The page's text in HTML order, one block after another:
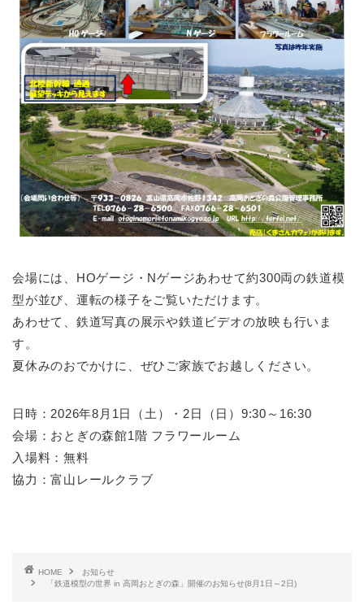
会場には、HOゲージ・Nゲージあわせて約300両の鉄道模
型が並び、運転の様子をご覧いただけます。
あわせて、鉄道写真の展示や鉄道ビデオの放映も行いま
す。
夏休みのおでかけに、ぜひご家族でお越しください。
日時：2026年8月1日（土）・2日（日）9:30～16:30
会場：おとぎの森館1階 フラワールーム
入場料：無料
協力：富山レールクラブ
HOME
お知らせ
「鉄道模型の世界 in 高岡おとぎの森」開催のお知らせ(8月1日～2日)